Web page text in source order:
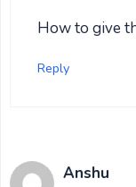
How to give
Reply
Anshu